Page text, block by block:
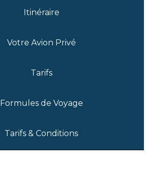
Itinéraire
Votre Avion Privé
Tarifs
Formules de Voyage
Tarifs & Conditions